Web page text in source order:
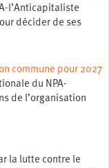
l’Anticapitaliste
décider de ses
commune pour 2027
du NPA-
de l’organisation
la lutte contre le